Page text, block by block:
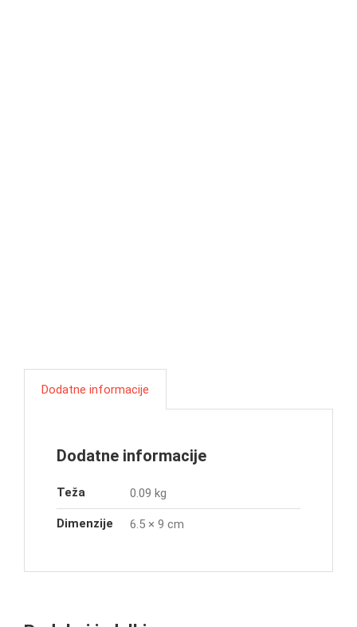
Dodatne informacije
Dodatne informacije
Teža 0.09 kg
Dimenzije 6.5 × 9 cm